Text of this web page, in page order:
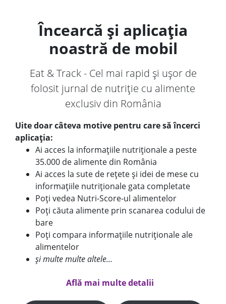
Încearcă și aplicația
noastră de mobil
Eat & Track - Cel mai rapid și ușor de
folosit jurnal de nutriție cu alimente
exclusiv din România
Uite doar câteva motive pentru care să încerci
aplicația:
Ai acces la informațiile nutriționale a peste
35.000 de alimente din România
Ai acces la sute de rețete și idei de mese cu
informațiile nutriționale gata completate
Poți vedea Nutri-Score-ul alimentelor
Poți căuta alimente prin scanarea codului de
bare
Poți compara informațiile nutriționale ale
alimentelor
și multe multe altele...
Află mai multe detalii